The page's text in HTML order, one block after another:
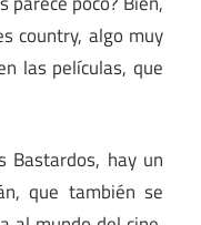
country, algo muy
las películas, que
Bastardos, hay un
que también se